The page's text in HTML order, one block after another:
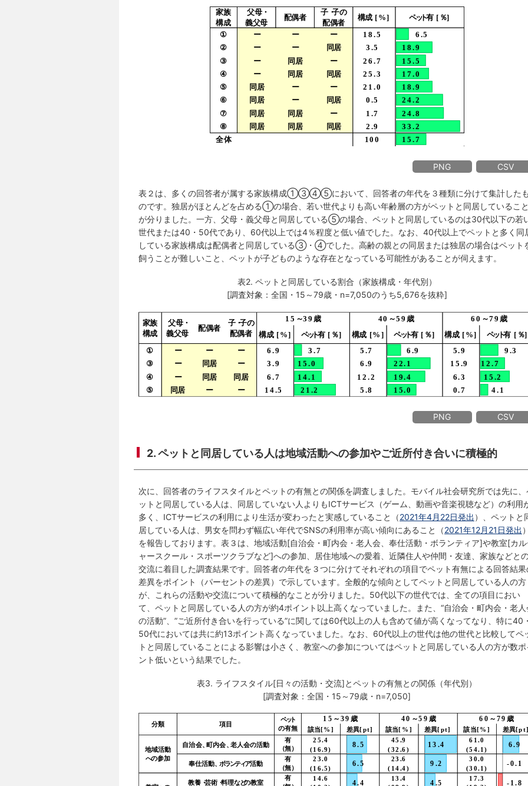
PNG CSV
表２は、多くの回答者が属する家族構成①③④⑤において、回答者の年代を３種類に分けて集計した
のです。独居がほとんどを占める①の場合、若い世代よりも高い年齢層の方がペットと同居しているこ
が分りました。一方、父母・義父母と同居している⑤の場合、ペットと同居しているのは30代以下の若
世代または40・50代であり、60代以上では4％程度と低い値でした。なお、40代以上でペットと多く同
している家族構成は配偶者と同居している③・④でした。高齢の親との同居または独居の場合はペット
飼うことが難しいこと、ペットが子どものような存在となっている可能性があることが伺えます。
表2. ペットと同居している割合（家族構成・年代別）
[調査対象：全国・15～79歳・n=7,050のうち5,676を抜粋]
PNG CSV
2. ペットと同居している人は地域活動への参加やご近所付き合いに積極的
次に、回答者のライフスタイルとペットの有無との関係を調査しました。モバイル社会研究所では先に、
ットと同居している人は、同居していない人よりもICTサービス（ゲーム、動画や音楽視聴など）の利用
多く、ICTサービスの利用により生活が変わったと実感していること（2021年4月22日発出 ）、ペットと
居している人は、男女を問わず幅広い年代でSNSの利用率が高い傾向にあること（2021年12月21日発出
を報告しております。表３は、地域活動[自治会・町内会・老人会、奉仕活動・ボランティア]や教室[カ
ャースクール・スポーツクラブなど]への参加、居住地域への愛着、近隣住人や仲間・友達、家族などと
交流に着目した調査結果です。回答者の年代を３つに分けてそれぞれの項目でペット有無による回答結果
差異をポイント（パーセントの差異）で示しています。全般的な傾向としてペットと同居している人の方
が、これらの活動や交流について積極的なことが分りました。50代以下の世代では、全ての項目におい
て、ペットと同居している人の方が約4ポイント以上高くなっていました。また、“自治会・町内会・老人
の活動”、”ご近所付き合いを行っている”に関しては60代以上の人も含めて値が高くなってなり、特に40
50代においては共に約13ポイント高くなっていました。なお、60代以上の世代は他の世代と比較してペ
トと同居していることによる影響は小さく、教室への参加についてはペットと同居している人の方が数ポ
ント低いという結果でした。
表3. ライフスタイル[日々の活動・交流]とペットの有無との関係（年代別）
[調査対象：全国・15～79歳・n=7,050]